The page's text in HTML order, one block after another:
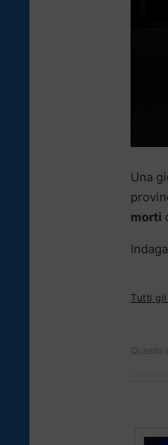
Una
morti
Tutti
Questo